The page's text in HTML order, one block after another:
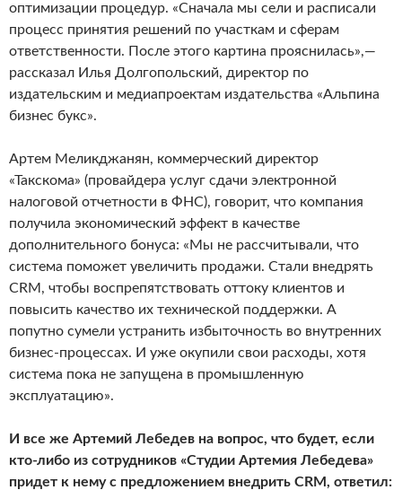
оптимизации процедур. «Сначала мы сели и расписали
процесс принятия решений по участкам и сферам
ответственности. После этого картина прояснилась»,—
рассказал Илья Долгопольский, директор по
издательским и медиапроектам издательства «Альпина
бизнес букс».
Артем Меликджанян, коммерческий директор
«Такскома» (провайдера услуг сдачи электронной
налоговой отчетности в ФНС), говорит, что компания
получила экономический эффект в качестве
дополнительного бонуса: «Мы не рассчитывали, что
система поможет увеличить продажи. Стали внедрять
CRM, чтобы воспрепятствовать оттоку клиентов и
повысить качество их технической поддержки. А
попутно сумели устранить избыточность во внутренних
бизнес-процессах. И уже окупили свои расходы, хотя
система пока не запущена в промышленную
эксплуатацию».
И все же Артемий Лебедев на вопрос, что будет, если
кто-либо из сотрудников «Студии Артемия Лебедева»
придет к нему с предложением внедрить CRM, ответил: